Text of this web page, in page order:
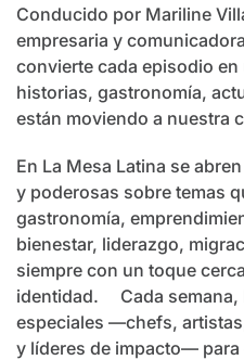
Conducido por Mariline
empresaria y
convierte cada episodio
historias, gastronomía,
están moviendo a nuestra
En La Mesa Latina se
y poderosas sobre temas
gastronomía,
bienestar, liderazgo,
siempre con un toque
identidad. Cada semana,
especiales —chefs,
y líderes de impacto—